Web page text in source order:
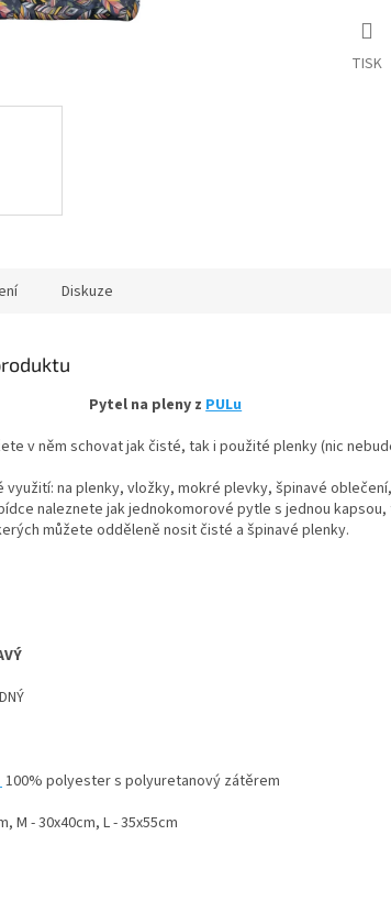
TISK
Diskuze
Pytel na pleny z PULu
v něm schovat jak čisté, tak i použité plenky (nic
využití: na plenky, vložky, mokré plevky, špinavé oblečení,
naleznete jak jednokomorové pytle s jednou
můžete odděleně nosit čisté a špinavé plenky.
100% polyester s polyuretanový zátěrem
M - 30x40cm, L - 35x55cm